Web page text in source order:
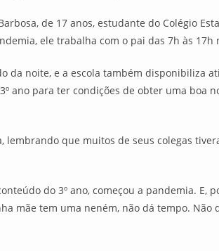
de 17 anos, estudante do Colégio
ele trabalha com o pai das 7h às 17h
da noite, e a escola também disponibiliza
ano para ter condições de obter uma boa
lembrando que muitos de seus colegas
do 3º ano, começou a pandemia. E,
mãe tem uma neném, não dá tempo. Não